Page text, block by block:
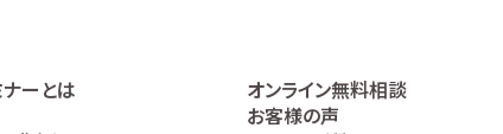
め
商品やサービスの研究や開発のため
された場合等において、委託された当該業務を適切に遂行するため
された業務の遂行等を行うため
利の行使・義務の履行、及び法令に基づく書面・記録・データの作成のため
ーとは オンライン無料相談
お客様の声